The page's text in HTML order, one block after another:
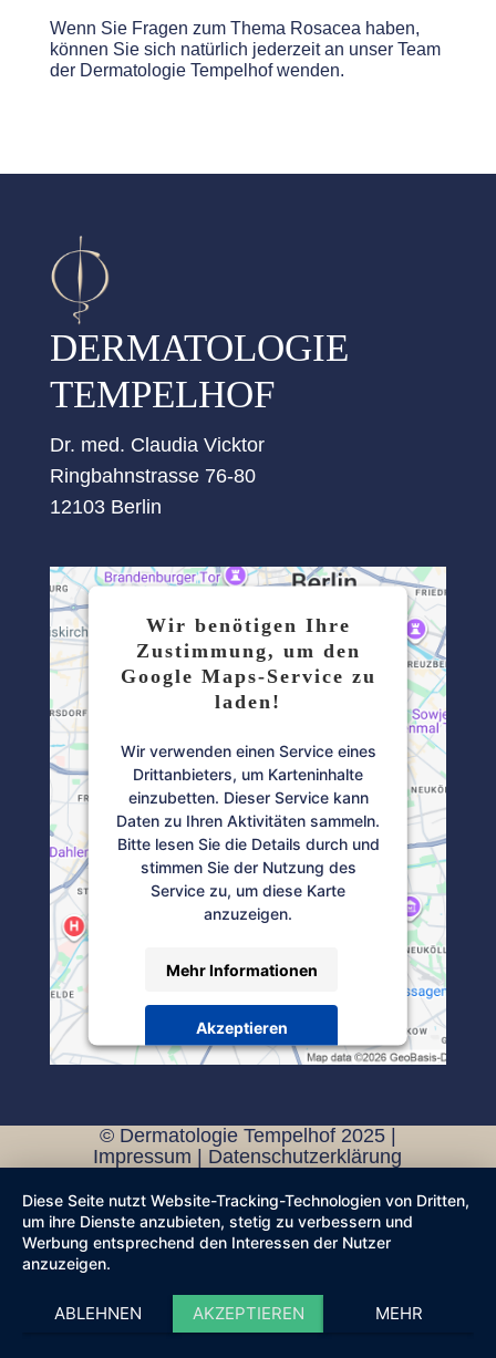
Wenn Sie Fragen zum Thema Rosacea haben,
können Sie sich natürlich jederzeit an unser Team
der Dermatologie Tempelhof wenden.
DERMATOLOGIE
TEMPELHOF
Dr. med. Claudia Vicktor
Ringbahnstrasse 76-80
12103 Berlin
Wir benötigen Ihre
Zustimmung, um den
Google Maps-Service zu
laden!
Wir verwenden einen Service eines
Drittanbieters, um Karteninhalte
einzubetten. Dieser Service kann
Daten zu Ihren Aktivitäten sammeln.
Bitte lesen Sie die Details durch und
stimmen Sie der Nutzung des
Service zu, um diese Karte
anzuzeigen.
Mehr Informationen
Akzeptieren
Powered byUsercentrics Consent
© Dermatologie Tempelhof 2025 |
Impressum
Datenschutzerklärung
Diese Seite nutzt Website-Tracking-Technologien von Dritten,
um ihre Dienste anzubieten, stetig zu verbessern und
Werbung entsprechend den Interessen der Nutzer
anzuzeigen.
ABLEHNEN AKZEPTIEREN MEHR